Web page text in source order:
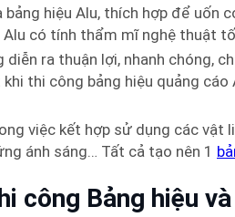
hiệu Alu, thích hợp để uốn
Alu có tính thẩm mĩ nghệ thuật
ra thuận lợi, nhanh chóng,
thi công bảng hiệu quảng cáo
việc kết hợp sử dụng các vật
ánh sáng… Tất cả tạo nên 1
công Bảng hiệu và